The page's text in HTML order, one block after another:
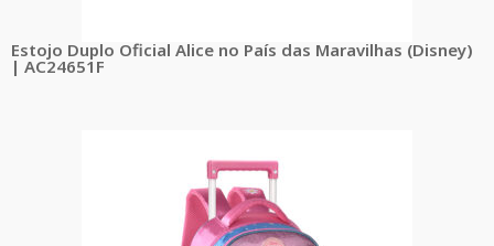
Estojo Duplo Oficial Alice no País das Maravilhas (Disney)
| AC24651F